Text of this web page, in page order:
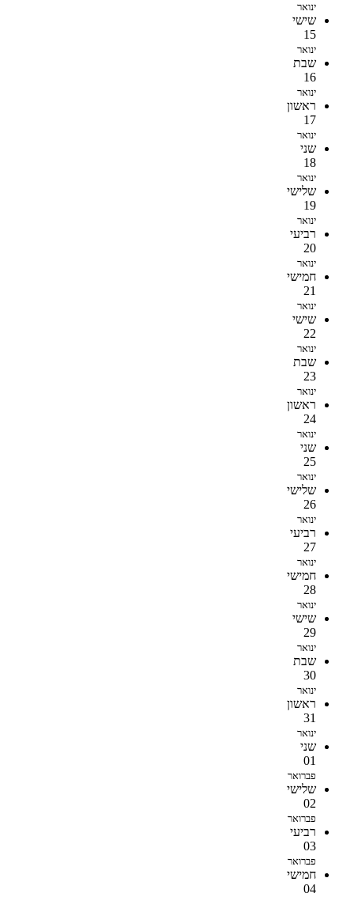
ינואר
שישי
15
ינואר
שבת
16
ינואר
ראשון
17
ינואר
שני
18
ינואר
שלישי
19
ינואר
רביעי
20
ינואר
חמישי
21
ינואר
שישי
22
ינואר
שבת
23
ינואר
ראשון
24
ינואר
שני
25
ינואר
שלישי
26
ינואר
רביעי
27
ינואר
חמישי
28
ינואר
שישי
29
ינואר
שבת
30
ינואר
ראשון
31
ינואר
שני
01
פברואר
שלישי
02
פברואר
רביעי
03
פברואר
חמישי
04